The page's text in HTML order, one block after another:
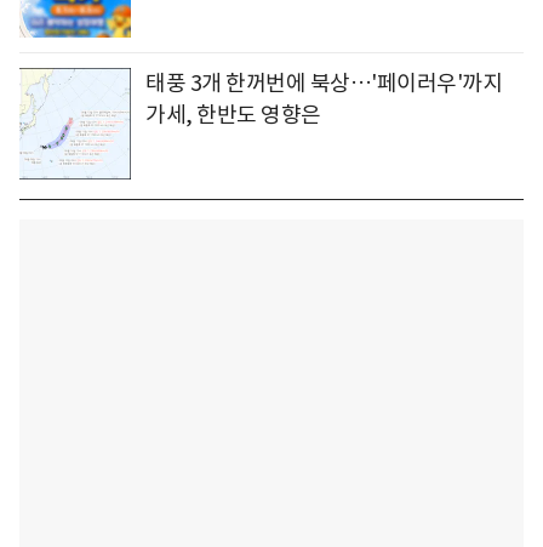
태풍 3개 한꺼번에 북상…'페이러우'까지
가세, 한반도 영향은